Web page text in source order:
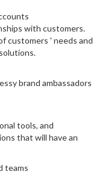
with customers.
customers ' needs and
brand ambassadors
tools, and
that will have an
teams